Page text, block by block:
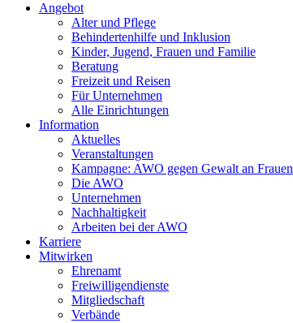
Angebot
Alter und Pflege
Behindertenhilfe und Inklusion
Kinder, Jugend, Frauen und Familie
Beratung
Freizeit und Reisen
Für Unternehmen
Alle Einrichtungen
Information
Aktuelles
Veranstaltungen
Kampagne: AWO gegen Gewalt an Frauen
Die AWO
Unternehmen
Nachhaltigkeit
Arbeiten bei der AWO
Karriere
Mitwirken
Ehrenamt
Freiwilligendienste
Mitgliedschaft
Verbände